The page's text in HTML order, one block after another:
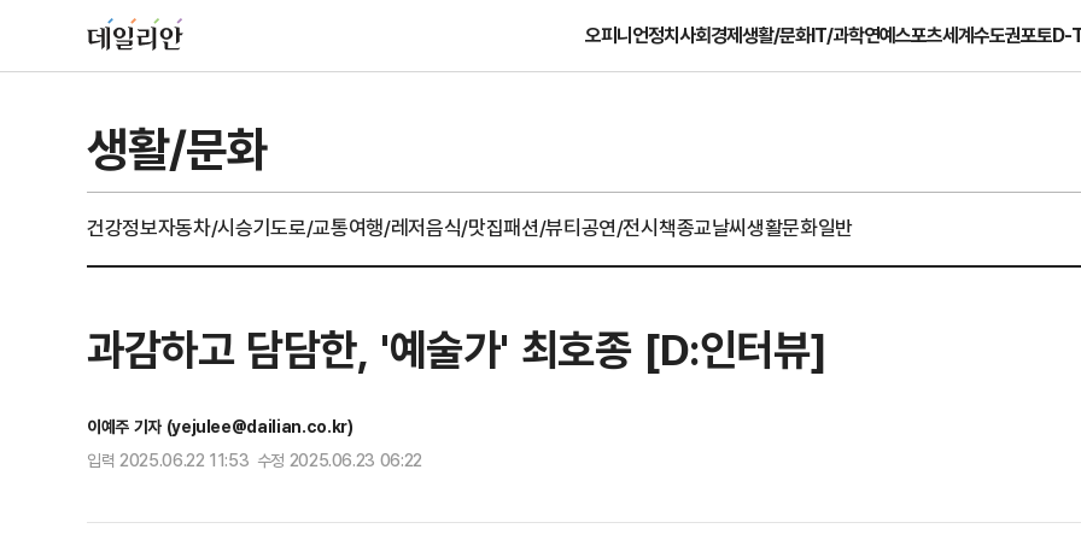
오피니언정치사회경제생활/문화IT/과학연예스포츠세계수도권포토D-
생활/문화
건강정보자동차/시승기도로/교통여행/레저음식/맛집패션/뷰티공연/전시책종교날씨생활문화일반
과감하고 담담한, '예술가' 최호종 [D:인터뷰]
이예주 기자 (yejulee@dailian.co.kr)
입력 2025.06.22 11:53 수정 2025.06.23 06:22